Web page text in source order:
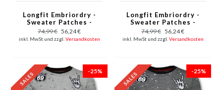
Longfit Embriordry -
Sweater Patches -
Guerrilla - Grau
74,99 € 56,24 €
inkl. MwSt und zzgl. Versandkosten
Longfit Embriordry -
Sweater Patches -
Guerrilla - Rot
74,99 € 56,24 €
inkl. MwSt und zzgl. Versandkosten
-25% -25%